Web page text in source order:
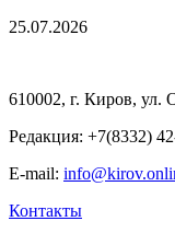
25.07.2026
610002, г. Киров, ул.
Редакция: +7(8332)
E-mail:
Контакты